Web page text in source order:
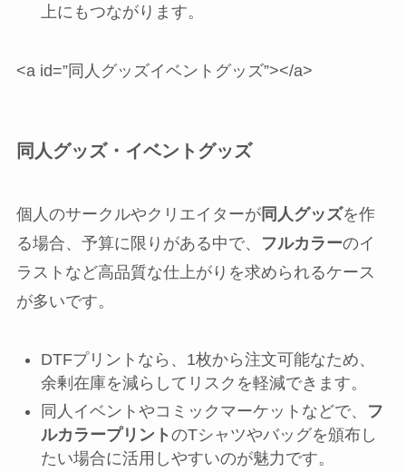
上にもつながります。
<a id=”同人グッズイベントグッズ”></a>
同人グッズ・イベントグッズ
個人のサークルやクリエイターが同人グッズを作
る場合、予算に限りがある中で、
フルカラーのイ
ラストなど高品質な仕上がりを求められるケース
が多いです。
DTFプリントなら、1枚から注文可能なため、
余剰在庫を減らしてリスクを軽減できます。
同人イベントやコミックマーケットなどで、
フ
ルカラープリントのTシャツやバッグを頒布し
たい場合に活用しやすいのが魅力です。